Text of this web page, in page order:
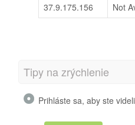
37.9.175.156
Not
Tipy na zrýchlenie
Prihláste sa, aby ste